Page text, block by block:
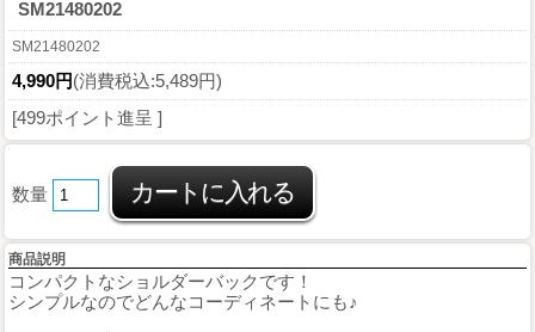
SM21480202
SM21480202
4,990円(消費税込:5,489円)
[499ポイント進呈 ]
数量
商品説明
コンパクトなショルダーバックです！
シンプルなのでどんなコーディネートにも♪